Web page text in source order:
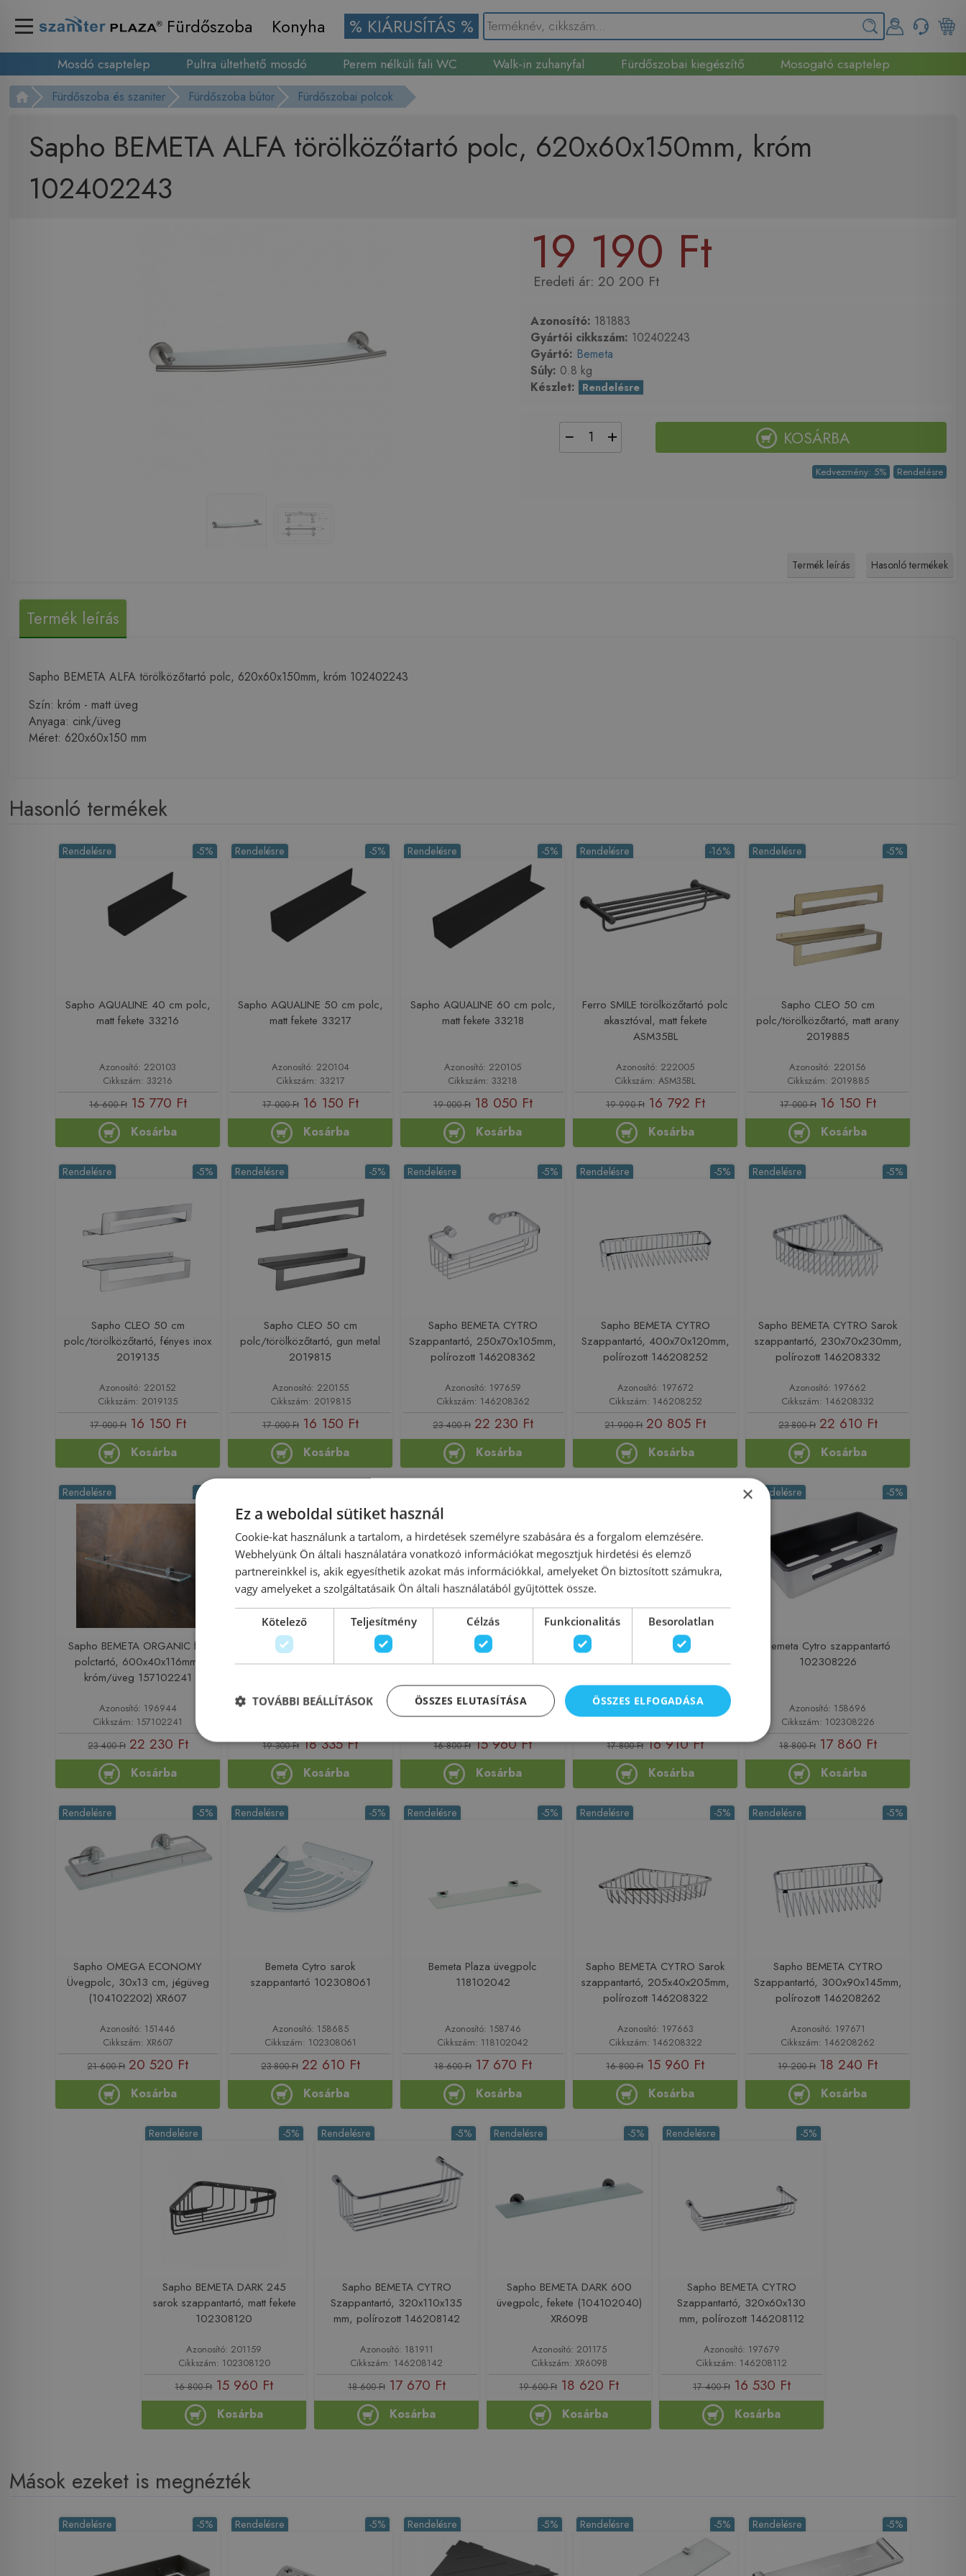
Fürdőszoba Konyha % KIÁRUSÍTÁS %
Mosdó csaptelep Pultra ültethető mosdó Perem nélküli fali WC Walk-in zuhanyfal Fürdőszobai kiegészítő
Mosogató csaptelep
Fürdőszoba és szaniter Fürdőszoba bútor Fürdőszobai polcok
Sapho BEMETA ALFA törölközőtartó polc, 620x60x150mm, króm
102402243
19 190 Ft
20 200 Ft
Azonosító: 181883
Gyártói cikkszám: 102402243
Gyártó: Bemeta
Súly: 0.8 kg
Készlet: Rendelésre
KOSÁRBA
− +
Kedvezmény: 5% Rendelésre
Termék leírás Hasonló termékek
Termék leírás
Sapho BEMETA ALFA törölközőtartó polc, 620x60x150mm, króm 102402243
Szín: króm - matt üveg
Anyaga: cink/üveg
Méret: 620x60x150 mm
Hasonló termékek
-5%
Rendelésre
Sapho AQUALINE 40 cm polc,
matt fekete 33216
Azonosító: 220103
Cikkszám: 33216
16 600 Ft 15 770 Ft
Kosárba
-5%
Rendelésre
Sapho AQUALINE 50 cm polc,
matt fekete 33217
Azonosító: 220104
Cikkszám: 33217
17 000 Ft 16 150 Ft
Kosárba
-5%
Rendelésre
Sapho AQUALINE 60 cm polc,
matt fekete 33218
Azonosító: 220105
Cikkszám: 33218
19 000 Ft 18 050 Ft
Kosárba
-16%
Rendelésre
Ferro SMILE törölközőtartó polc
akasztóval, matt fekete
ASM35BL
Azonosító: 222005
Cikkszám: ASM35BL
19 990 Ft 16 792 Ft
Kosárba
-5%
Rendelésre
Sapho CLEO 50 cm
polc/törölközőtartó, matt arany
2019885
Azonosító: 220156
Cikkszám: 2019885
17 000 Ft 16 150 Ft
Kosárba
-5%
Rendelésre
Sapho CLEO 50 cm
polc/törölközőtartó, fényes inox
2019135
Azonosító: 220152
Cikkszám: 2019135
17 000 Ft 16 150 Ft
Kosárba
-5%
Rendelésre
Sapho CLEO 50 cm
polc/törölközőtartó, gun metal
2019815
Azonosító: 220155
Cikkszám: 2019815
17 000 Ft 16 150 Ft
Kosárba
-5%
Rendelésre
Sapho BEMETA CYTRO
Szappantartó, 250x70x105mm,
polírozott 146208362
Azonosító: 197659
Cikkszám: 146208362
23 400 Ft 22 230 Ft
Kosárba
-5%
Rendelésre
Sapho BEMETA CYTRO
Szappantartó, 400x70x120mm,
polírozott 146208252
Azonosító: 197672
Cikkszám: 146208252
21 900 Ft 20 805 Ft
Kosárba
-5%
Rendelésre
Sapho BEMETA CYTRO Sarok
szappantartó, 230x70x230mm,
polírozott 146208332
Azonosító: 197662
Cikkszám: 146208332
23 800 Ft 22 610 Ft
Kosárba
-5%
Rendelésre
Sapho BEMETA ORGANIC fali
polctartó, 600x40x116mm,
króm/üveg 157102241
Azonosító: 196944
Cikkszám: 157102241
23 400 Ft 22 230 Ft
Kosárba
Sapho REBECCA polctartó,
560x113mm, matt üveg/fekete
Azonosító: 172481
19 300 Ft 18 335 Ft
Kosárba
Sapho BEMETA CYTRO
Szappantartó, 300x40x145mm,
Azonosító: 197669
Cikkszám: 146208282
16 800 Ft 15 960 Ft
Kosárba
Sapho OMEGA üvegpolc
60cm, króm (104202042)
Azonosító: 149458
Cikkszám: XR610
17 800 Ft 16 910 Ft
Kosárba
-5%
Rendelésre
Bemeta Cytro szappantartó
102308226
Azonosító: 158696
Cikkszám: 102308226
18 800 Ft 17 860 Ft
Kosárba
-5%
Rendelésre
Sapho OMEGA ECONOMY
Üvegpolc, 30x13 cm, jégüveg
(104102202) XR607
Azonosító: 151446
Cikkszám: XR607
21 600 Ft 20 520 Ft
Kosárba
-5%
Rendelésre
Bemeta Cytro sarok
szappantartó 102308061
Azonosító: 158685
Cikkszám: 102308061
23 800 Ft 22 610 Ft
Kosárba
-5%
Rendelésre
Bemeta Plaza üvegpolc
118102042
Azonosító: 158746
Cikkszám: 118102042
18 600 Ft 17 670 Ft
Kosárba
-5%
Rendelésre
Sapho BEMETA CYTRO Sarok
szappantartó, 205x40x205mm,
polírozott 146208322
Azonosító: 197663
Cikkszám: 146208322
16 800 Ft 15 960 Ft
Kosárba
-5%
Rendelésre
Sapho BEMETA CYTRO
Szappantartó, 300x90x145mm,
polírozott 146208262
Azonosító: 197671
Cikkszám: 146208262
19 200 Ft 18 240 Ft
Kosárba
-5%
Rendelésre
Sapho BEMETA DARK 245
sarok szappantartó, matt fekete
102308120
Azonosító: 201159
Cikkszám: 102308120
16 800 Ft 15 960 Ft
Kosárba
-5%
Rendelésre
Sapho BEMETA CYTRO
Szappantartó, 320x110x135
mm, polírozott 146208142
Azonosító: 181911
Cikkszám: 146208142
18 600 Ft 17 670 Ft
Kosárba
-5%
Rendelésre
Sapho BEMETA DARK 600
üvegpolc, fekete (104102040)
XR609B
Azonosító: 201175
Cikkszám: XR609B
19 600 Ft 18 620 Ft
Kosárba
-5%
Rendelésre
Sapho BEMETA CYTRO
Szappantartó, 320x60x130
mm, polírozott 146208112
Azonosító: 197679
Cikkszám: 146208112
17 400 Ft 16 530 Ft
Kosárba
Mások ezeket is megnézték
-5%
Rendelésre -5%
Rendelésre -5%
Rendelésre -5%
Rendelésre -5%
Rendelésre
×
Ez a weboldal sütiket használ
Cookie-kat használunk a tartalom, a hirdetések személyre szabására és a forgalom elemzésére.
Webhelyünk Ön általi használatára vonatkozó információkat megosztjuk hirdetési és elemző
partnereinkkel is, akik egyesíthetik azokat más információkkal, amelyeket Ön biztosított számukra,
vagy amelyeket a szolgáltatásaik Ön általi használatából gyűjtöttek össze.
Kötelező Teljesítmény Célzás Funkcionalitás Besorolatlan
ÖSSZES ELFOGADÁSA
ÖSSZES ELUTASÍTÁSA
TOVÁBBI BEÁLLÍTÁSOK